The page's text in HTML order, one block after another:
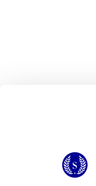
© 2026
Via Emilia
T: +39